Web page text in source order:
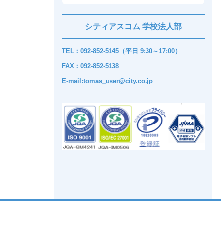
シティアスコム 学校法人部
TEL：092-852-5145（平日 9:30～17:00）
FAX：092-852-5138
E-mail:tomas_user@city.co.jp